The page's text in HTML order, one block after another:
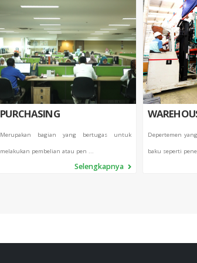
PURCHASING
Merupakan bagian yang bertugas untuk
melakukan pembelian atau pen ...
Selengkapnya
Depertemen
baku seperti